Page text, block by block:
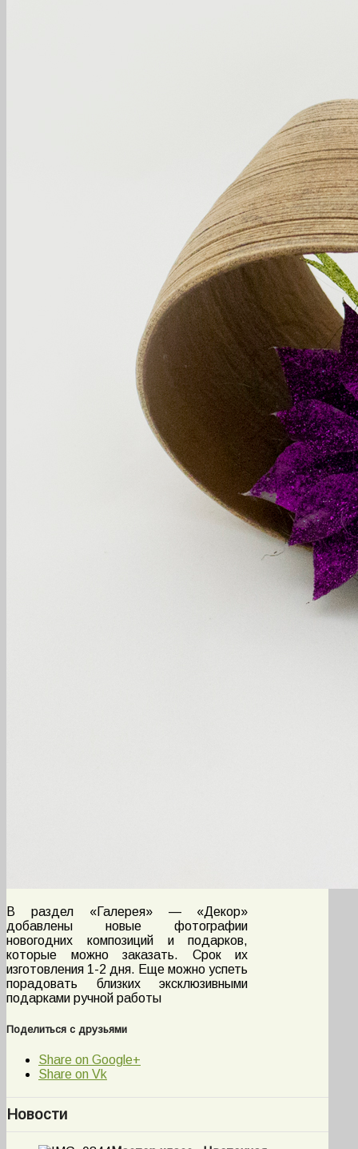
В раздел «Галерея» — «Декор»
добавлены новые фотографии
новогодних композиций и подарков,
которые можно заказать. Срок их
изготовления 1-2 дня. Еще можно успеть
порадовать близких эксклюзивными
подарками ручной работы
Поделиться с друзьями
Share on Google+
Share on Vk
Новости